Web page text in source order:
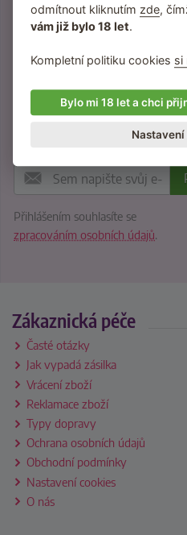
Přihlaste se do
Inspirace, tipy a vychytávky na
Slevy a novinky přednostně
newsletteru.
Přihlášením souhlasíte se
zpracováním osobních údajů.
Zákaznická péče
Časté otázky
Jak vypadá zásilka
Vrácení zboží
Reklamace zboží
Typy dopravy
Ochrana osobních údajů
Obchodní podmínky
Nastavení cookies
O nás
odmítnout kliknutím zde,
vám již bylo 18 let.
Kompletní politiku cookies si
Bylo mi 18 let a chci